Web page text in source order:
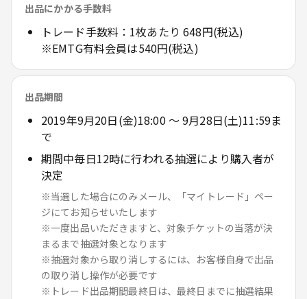
出品にかかる手数料
トレード手数料：1枚あたり 648円(税込)
※EMTG有料会員は540円(税込)
出品期間
2019年9月20日(金)18:00 ～ 9月28日(土)11:59ま
で
期間中毎日12時に行われる抽選により購入者が
決定
※当選した場合にのみメール、「マイトレード」ペー
ジにてお知らせいたします
※一度出品いただきますと、対象チケットの当落が決
まるまで抽選対象となります
※抽選対象から取り消しするには、お客様自身で出品
の取り消し操作が必要です
※トレード出品期間最終日は、最終日までに抽選結果